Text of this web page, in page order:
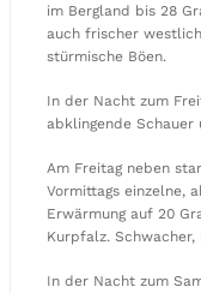
im Bergland bis 28
auch frischer
stürmische Böen.
In der Nacht zum
abklingende Schauer
Am Freitag neben
Vormittags einzelne,
Erwärmung auf 20
Kurpfalz.
In der Nacht zum